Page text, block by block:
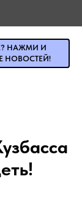
НАЖМИ И
НОВОСТЕЙ!